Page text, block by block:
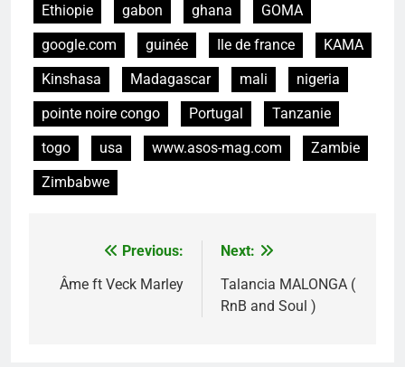
Ethiopie
gabon ghana
GOMA
google.com
guinée Ile de france
KAMA
Kinshasa
Madagascar mali
nigeria
pointe noire congo
Portugal
Tanzanie
togo
usa www.asos-mag.com
Zambie
Zimbabwe
Navigation
de
Previous:
Âme ft Veck Marley
Next:
Talancia MALONGA (
RnB and Soul )